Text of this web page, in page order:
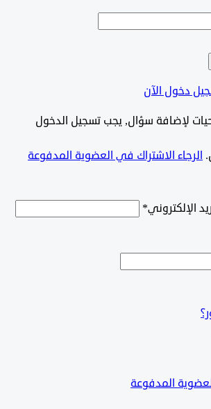
الآن
سؤال, يجب تسجيل الدخول
الاشتراك في العضوية المدفوعة
*
المدفوعة